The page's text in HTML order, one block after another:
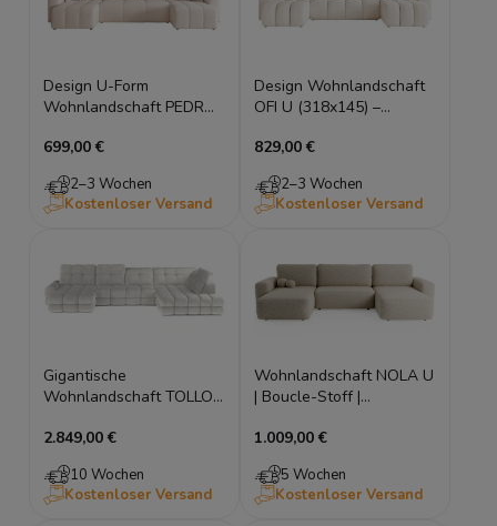
Design U-Form
Wohnlandschaft PEDRO
Schlaffunktion – Samt
699,00 €
2–3 Wochen
Kostenloser Versand
Design Wohnlandschaft
OFI U (318x145) –
Tief Gesteppt
829,00 €
2–3 Wochen
Kostenloser Versand
Gigantische
Wohnlandschaft TOLLO
elektrischer Sitz &
Bettkasten
2.849,00 €
10 Wochen
Kostenloser Versand
Wohnlandschaft NOLA U
| Boucle-Stoff |
Stauraum
1.009,00 €
5 Wochen
Kostenloser Versand